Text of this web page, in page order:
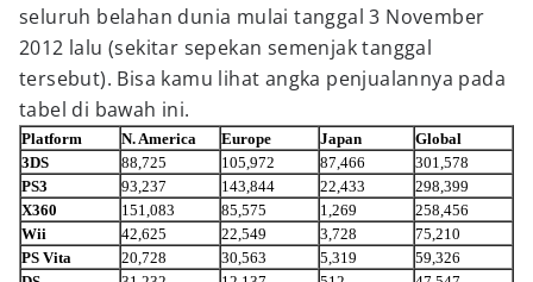
seluruh belahan dunia mulai tanggal 3 November
2012 lalu (sekitar sepekan semenjak tanggal
tersebut). Bisa kamu lihat angka penjualannya pada
tabel di bawah ini.
Platform N. America Europe Japan
Global
3DS
88,725 105,972 87,466
301,578
PS3
93,237 143,844 22,433
298,399
X360
151,083 85,575 1,269
258,456
Wii
42,625 22,549 3,728
75,210
PS Vita
20,728 30,563 5,319
59,326